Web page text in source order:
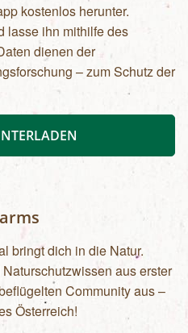
kostenlos herunter.
lasse ihn mithilfe des
dienen der
– zum Schutz der
bringt dich in die Natur.
aus erster
Community aus –
Österreich!